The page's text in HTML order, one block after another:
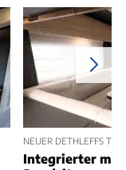
NEUER DETHLEFFS
Integrierter mit